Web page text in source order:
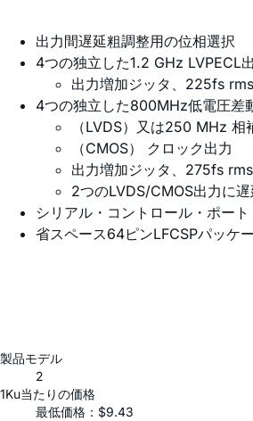
出力間遅延粗調整用の位相選択
4つの独立した1.2 GHz LVPECL
出力増加ジッタ、225fs rms
4つの独立した800MHz低電圧差
（LVDS）又は250 MHz
（CMOS） クロック出力
出力増加ジッタ、275fs rms
2つのLVDS/CMOS出力に
シリアル・コントロール・ポート
省スペース64ピンLFCSPパッケ
製品モデル
2
1Ku当たりの価格
最低価格：$9.43